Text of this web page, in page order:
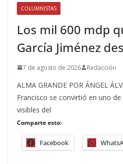
COLUMNISTAS
Los mil 600 mdp
García Jiménez
7 de agosto de 2026 Redacción
ALMA GRANDE POR ÁNGEL
Francisco se convirtió en uno
visibles del
Comparte esto:
Facebook